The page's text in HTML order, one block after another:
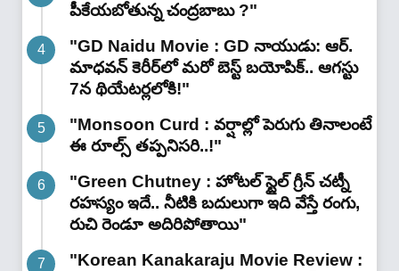
పీకేయబోతున్న చంద్రబాబు ?"
"GD Naidu Movie : GD నాయుడు: ఆర్.
మాధవన్‌ కెరీర్‌లో మరో బెస్ట్ బయోపిక్.. ఆగస్టు
7న థియేటర్లలోకి!"
"Monsoon Curd : వర్షాల్లో పెరుగు తినాలంటే
ఈ రూల్స్ తప్పనిసరి..!"
"Green Chutney : హోటల్ స్టైల్ గ్రీన్ చట్నీ
రహస్యం ఇదే.. నీటికి బదులుగా ఇది వేస్తే రంగు,
రుచి రెండూ అదిరిపోతాయి"
"Korean Kanakaraju Movie Review :